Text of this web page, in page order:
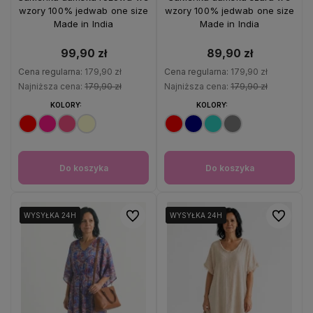
wzory 100% jedwab one size
Made in India
99,90 zł
Cena regularna: 179,90 zł
Najniższa cena: 179,90 zł
KOLORY:
Do koszyka
wzory 100% jedwab one size
Made in India
89,90 zł
Cena regularna: 179,90 zł
Najniższa cena: 179,90 zł
KOLORY:
Do koszyka
WYSYŁKA 24H
WYSYŁKA 24H Do ulubionychWYSYŁKA 24H
WYSYŁKA 24H Do